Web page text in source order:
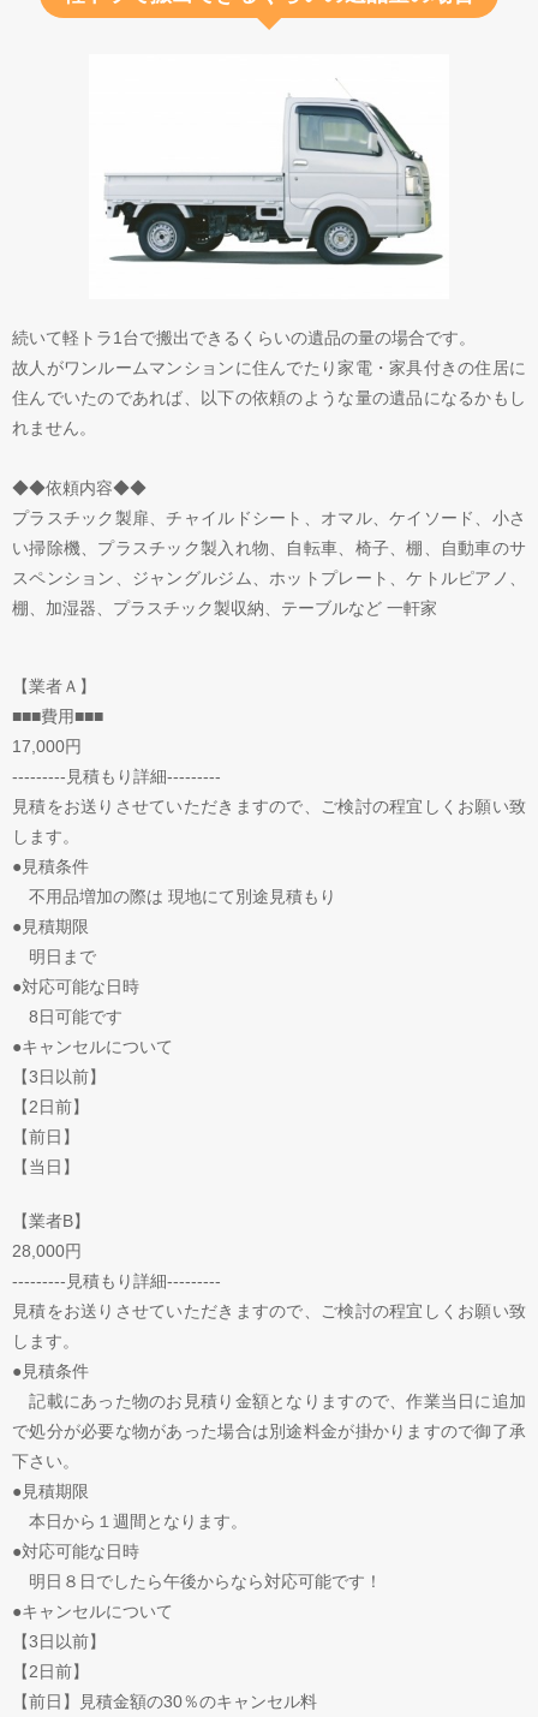
続いて軽トラ1台で搬出できるくらいの遺品の量の場合です。
故人がワンルームマンションに住んでたり家電・家具付きの住居に
住んでいたのであれば、以下の依頼のような量の遺品になるかもし
れません。
◆◆依頼内容◆◆
プラスチック製扉、チャイルドシート、オマル、ケイソード、小さ
い掃除機、プラスチック製入れ物、自転車、椅子、棚、自動車のサ
スペンション、ジャングルジム、ホットプレート、ケトルピアノ、
棚、加湿器、プラスチック製収納、テーブルなど 一軒家
【業者Ａ】
■■■費用■■■
17,000円
---------見積もり詳細---------
見積をお送りさせていただきますので、ご検討の程宜しくお願い致
します。
●見積条件
不用品増加の際は 現地にて別途見積もり
●見積期限
明日まで
●対応可能な日時
8日可能です
●キャンセルについて
【3日以前】
【2日前】
【前日】
【当日】
【業者B】
28,000円
---------見積もり詳細---------
見積をお送りさせていただきますので、ご検討の程宜しくお願い致
します。
●見積条件
記載にあった物のお見積り金額となりますので、作業当日に追加
で処分が必要な物があった場合は別途料金が掛かりますので御了承
下さい。
●見積期限
本日から１週間となります。
●対応可能な日時
明日８日でしたら午後からなら対応可能です！
●キャンセルについて
【3日以前】
【2日前】
【前日】見積金額の30％のキャンセル料